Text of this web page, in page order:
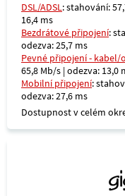
DSL/ADSL: stahování:
16,4 ms
Bezdrátové připojení:
odezva: 25,7 ms
Pevné připojení - kabel/
65,8 Mb/s | odezva: 13,0
Mobilní připojení:
odezva: 27,6 ms
Dostupnost v celém